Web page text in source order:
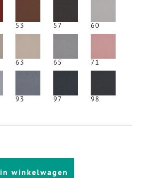
53 57 60
63 65 71
93 97 98
in winkelwagen